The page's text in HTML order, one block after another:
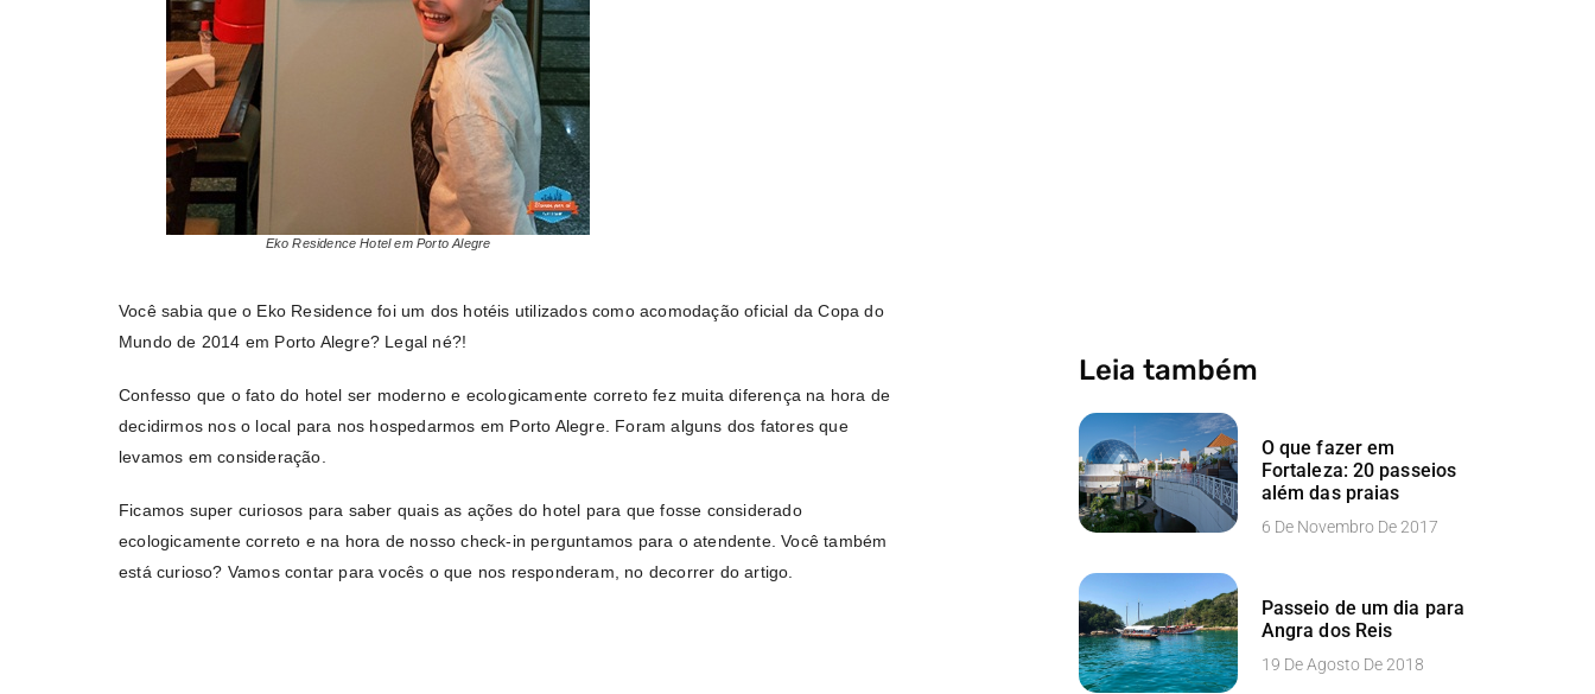
Eko Residence Hotel em Porto Alegre
Você sabia que o Eko Residence foi um dos hotéis utilizados como acomodação oficial da Copa do
Mundo de 2014 em Porto Alegre? Legal né?!
Confesso que o fato do hotel ser moderno e ecologicamente correto fez muita diferença na hora de
decidirmos nos o local para nos hospedarmos em Porto Alegre. Foram alguns dos fatores que
levamos em consideração.
Ficamos super curiosos para saber quais as ações do hotel para que fosse considerado
ecologicamente correto e na hora de nosso check-in perguntamos para o atendente. Você também
está curioso? Vamos contar para vocês o que nos responderam, no decorrer do artigo.
Leia também
O que fazer em
Fortaleza: 20 passeios
além das praias
6 De Novembro De 2017
Passeio de um dia para
Angra dos Reis
19 De Agosto De 2018